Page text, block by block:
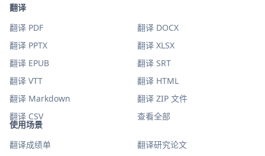
使用场景
翻译成绩单
翻译研究论文
翻译
翻译 PDF
翻译 DOCX
翻译 PPTX
翻译 XLSX
翻译 EPUB
翻译 SRT
翻译 VTT
翻译 HTML
翻译 Markdown
翻译 ZIP 文件
翻译 CSV
查看全部